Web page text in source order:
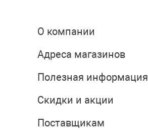
О компании
Адреса магазинов
Полезная информация
Скидки и акции
Поставщикам